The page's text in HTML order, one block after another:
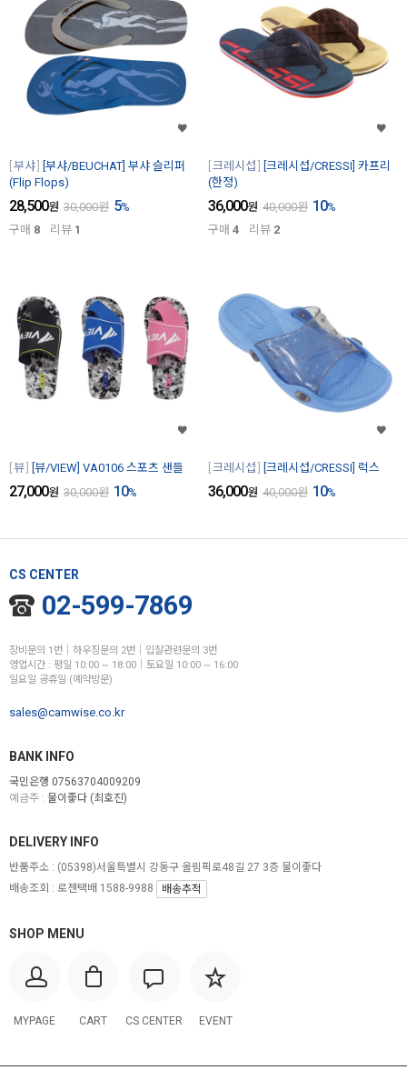
부샤
[부샤/BEUCHAT] 부샤 슬리퍼
(Flip Flops)
28,500원 30,000원 5%
구매 8 리뷰 1
크레시섭
[크레시섭/CRESSI] 카프리
(한정)
36,000원 40,000원 10%
구매 4 리뷰 2
뷰 [뷰/VIEW] VA0106 스포츠 샌들
27,000원 30,000원 10%
크레시섭 [크레시섭/CRESSI] 럭스
36,000원 40,000원 10%
CS CENTER
02-599-7869
장비문의 1번│하우징문의 2번│입찰관련문의 3번
영업시간 : 평일 10:00 ~ 18:00│토요일 10:00 ~ 16:00
일요일 공휴일 (예약방문)
sales@camwise.co.kr
BANK INFO
국민은행 07563704009209
예금주 : 물이좋다 (최호진)
SHOP MENU
MYPAGE CART CS CENTER EVENT
DELIVERY INFO
반품주소 : (05398)서울특별시 강동구 올림픽로48길 27 3층 물이좋다
배송조회 : 로젠택배 1588-9988
배송추적